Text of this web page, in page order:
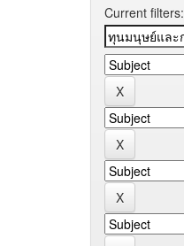
Current filters: